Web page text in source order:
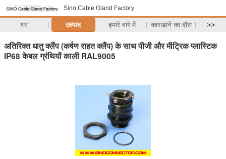
Sino Cable Gland Factory
घर उत्पाद हमारे बारे में कारखाने का दौरा >>
अतिरिक्त धातु क्लैंप (कर्षण राहत क्लैंप) के साथ पीजी और मीट्रिक प्लास्टिक
IP68 केबल ग्रंथियों काली RAL9005